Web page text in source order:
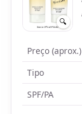
Encontra-se
🔍
Preço (aprox.)
Tipo
SPF/PA